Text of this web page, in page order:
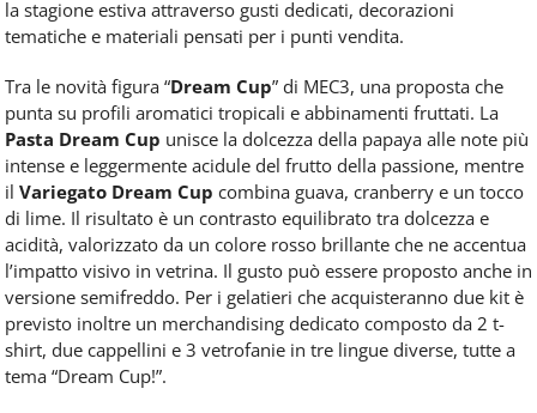
la stagione estiva attraverso gusti dedicati, decorazioni
tematiche e materiali pensati per i punti vendita.
Tra le novità figura “Dream Cup” di MEC3, una proposta che
punta su profili aromatici tropicali e abbinamenti fruttati. La
Pasta Dream Cup unisce la dolcezza della papaya alle note più
intense e leggermente acidule del frutto della passione, mentre
il Variegato Dream Cup combina guava, cranberry e un tocco
di lime. Il risultato è un contrasto equilibrato tra dolcezza e
acidità, valorizzato da un colore rosso brillante che ne accentua
l’impatto visivo in vetrina. Il gusto può essere proposto anche in
versione semifreddo. Per i gelatieri che acquisteranno due kit è
previsto inoltre un merchandising dedicato composto da 2 t-
shirt, due cappellini e 3 vetrofanie in tre lingue diverse, tutte a
tema “Dream Cup!”.